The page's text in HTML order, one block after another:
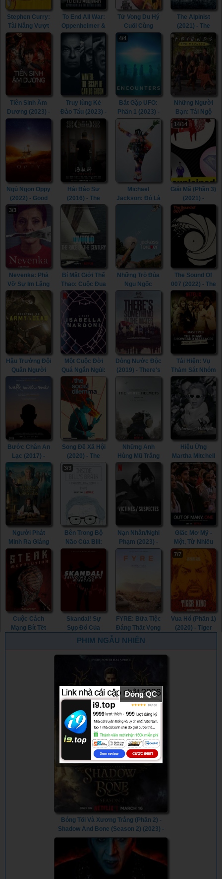
Stephen Curry:
Tài Năng Vượt
Định Kiến
(2023) - Stephen
Curry:
Underrated
(2023)
To End All War:
Oppenheimer &
the Atomic
Bomb (2023) -
To End All War:
Oppenheimer &
Bomb (2023)
Tử Vong Du Hý
Cuối Cùng
(2023) - The
Final Game of
Death (2023)
The Alpinist
(2021) - The
Alpinist (2021)
Tiên Sinh Âm
Dương (2023) -
Mr. Ghost (2023)
Truy lùng Kẻ
Đào Tẩu (2023) -
Wanted: The
Carlos Ghosn
(2023)
4/4
Bắt Gặp UFO:
Phần 1 (2023) -
Encounters:
Season 1 (2023)
Những Người
Bạn: Tái Ngộ
(2021) - Friends:
The Reunion
(2021)
Ngủ Ngon Oppy
(2022) - Good
Night Oppy
(2022)
Hải Báo Sư
(2016) - The
Posterist (2016)
Michael
Jackson: Đó Là
Anh (2009) -
14/14
Giải Mã (Phần 3)
(2021) -
Explained
(Season 3)
(2021)
3/3
Nevenka: Phá
Vỡ Sự Im Lặng
Nevenka:
Silence (2021)
Bí Mật Giới Thể
Thao: Cuộc Đua
Thế Kỷ (2022) -
Untold: The
Race Of The
Century (2022)
Những Trò Đùa
Ngu Ngốc
(2022) -
Jackass
Forever (2022)
The Sound Of
007 (2022) - The
Sound Of 007
(2022)
Hậu Trường Đội
Quân Người
Creating An
Army Of The
Dead (2021)
Một Cuộc Đời
Quá Ngắn Ngủi:
Vụ Án Isabella
Nardoni (2023) -
A Life Too
Short: The
Isabella Nardoni
Case (2023)
Dòng Nước Độc
(2019) - There's
(2019)
Tái Hiện: Vụ
Thảm Sát Nhóm
Showband
(2019) -
ReMastered:
The Miami
Showband
Massacre
(2019)
Bước Chân An
Lạc (2017) -
Walk With Me
(2017)
Song Đề Xã Hội
(2020) - The
Social Dilemma
Những Anh
Hùng Mũ Trắng
(2016) - The
White Helmets
(2016)
Hiệu Ứng
Martha Mitchell
(2022) - The
Martha Mitchell
Effect (2022)
Người Phát
Minh Ra Giáng
Sinh (2017) -
The Man Who
Invented
Christmas
(2017)
3/3
Bên Trong Bộ
Não Của Bill:
Giải Mã Bill
Brain: Decoding
Bill Gates
(2019)
Nạn Nhân/Nghi
Phạm (2023) -
Victim/Suspect
(2023)
Giấc Mơ Mỹ -
Một, Từ Nhiều
(2018) - Out Of
Many, One
(2018)
Cuộc Cách
Mạng Bít Tết
Skandal! Sự
Sụp Đổ Của
Wirecard (2022)
Bringing Down
FYRE: Bữa Tiệc
Đáng Thất Vọng
(2019) - FYRE:
Party That
7/7
Vua Hổ (Phần 1)
(2020) - Tiger
PHIM NGẪU NHIÊN
Bóng Tối Và Xương Trắng (Phần 2) -
Shadow And Bone (Season 2) (2023) -
Vietsub
Đóng QC